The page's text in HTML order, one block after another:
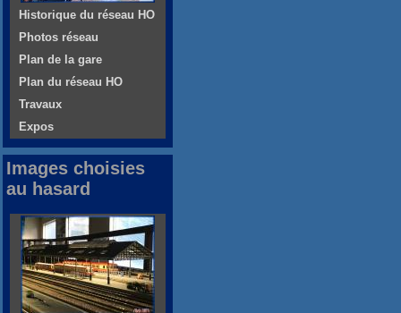
Historique du réseau HO
Photos réseau
Plan de la gare
Plan du réseau HO
Travaux
Expos
Images choisies
au hasard